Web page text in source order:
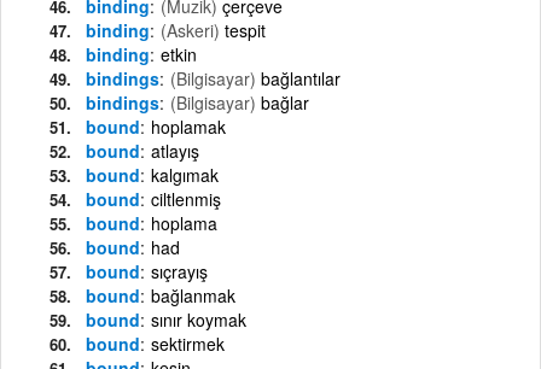
binding (Muzik) çerçeve
binding (Askeri) tespit
binding etkin
bindings (Bilgisayar) bağlantılar
bindings (Bilgisayar) bağlar
bound hoplamak
bound atlayış
bound kalgımak
bound ciltlenmiş
bound hoplama
bound had
bound sıçrayış
bound bağlanmak
bound sınır koymak
bound sektirmek